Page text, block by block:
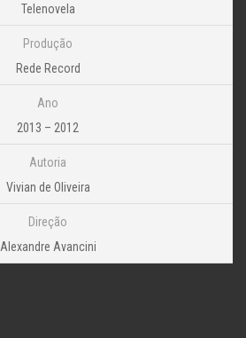
Telenovela
Produção
Rede Record
Ano
2013 – 2012
Autoria
Vivian de Oliveira
Direção
Alexandre Avancini